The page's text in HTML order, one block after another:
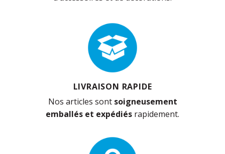
LIVRAISON RAPIDE
Nos articles sont soigneusement
emballés et expédiés rapidement.